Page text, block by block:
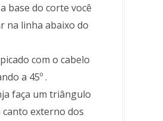
base do corte você
na linha abaixo do
com o cabelo
a 45º .
faça um triângulo
externo dos